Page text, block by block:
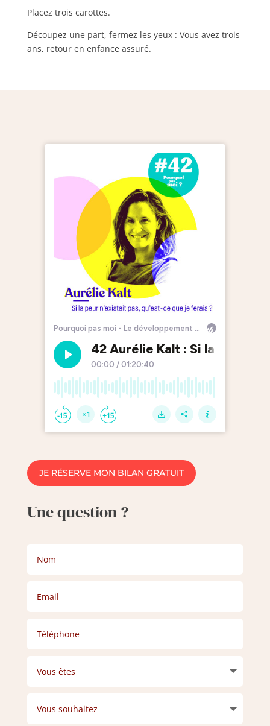
Placez trois carottes.
Découpez une part, fermez les yeux : Vous avez trois
ans, retour en enfance assuré.
JE RÉSERVE MON BILAN GRATUIT
Une question ?